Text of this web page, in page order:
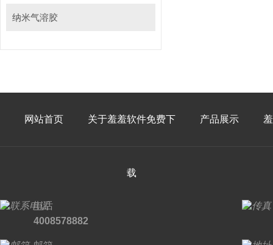
纳米气溶胶
网站首页 关于羞羞软件免费下
载
产品展示
电话
4008578882